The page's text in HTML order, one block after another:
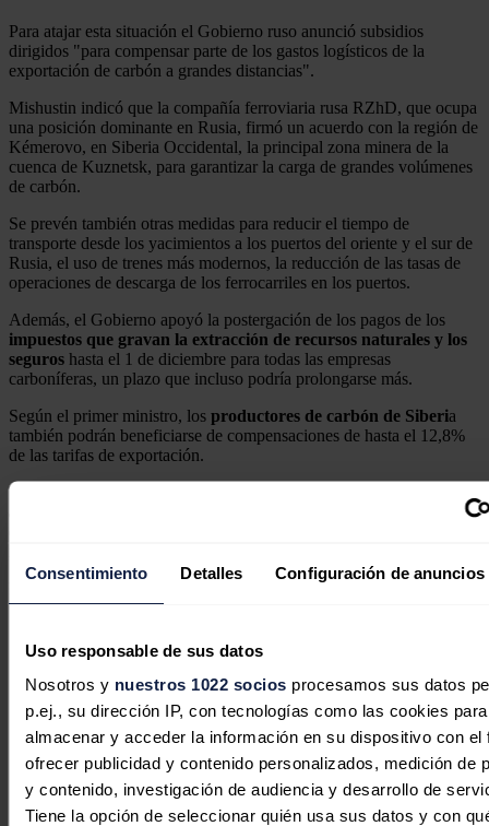
Consentimiento Detalles Configuración de anuncios
Uso responsable de sus datos
Nosotros y nuestros 1022 socios procesamos sus datos
p.ej., su dirección IP, con tecnologías como las cookies para
almacenar y acceder la información en su dispositivo con el
ofrecer publicidad y contenido personalizados, medición de
y contenido, investigación de audiencia y desarrollo de
Tiene la opción de seleccionar quién usa sus datos y con
Para atajar esta situación el Gobierno ruso anunció subsidios
dirigidos "para compensar parte de los gastos logísticos de la
exportación de carbón a grandes distancias".
Mishustin indicó que la compañía ferroviaria rusa RZhD, que ocupa
una posición dominante en Rusia, firmó un acuerdo con la región de
Kémerovo, en Siberia Occidental, la principal zona minera de la
cuenca de Kuznetsk, para garantizar la carga de grandes volúmenes
de carbón.
Se prevén también otras medidas para reducir el tiempo de
transporte desde los yacimientos a los puertos del oriente y el sur de
Rusia, el uso de trenes más modernos, la reducción de las tasas de
operaciones de descarga de los ferrocarriles en los puertos.
Además, el Gobierno apoyó la postergación de los pagos de los
impuestos que gravan la extracción de recursos naturales y los
seguros hasta el 1 de diciembre para todas las empresas
carboníferas, un plazo que incluso podría prolongarse más.
Según el primer ministro, los productores de carbón de Siberia
también podrán beneficiarse de compensaciones de hasta el 12,8%
de las tarifas de exportación.
También está prevista la
Bruselas autoriza a España a ampliar
las ayudas eléctricas a la industria
electrointensiva
Redacción31/07/2026